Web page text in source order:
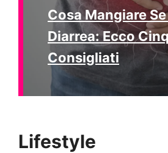
Cosa Mangiare
Diarrea: Ecco
Consigliati
Lifestyle